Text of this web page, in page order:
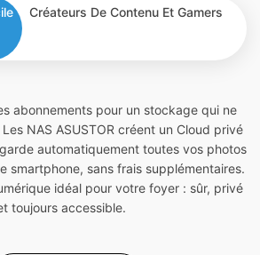
Créateurs De Contenu Et Gamers
abonnements pour un stockage qui ne
NAS ASUSTOR créent un Cloud privé
automatiquement toutes vos photos
smartphone, sans frais supplémentaires.
idéal pour votre foyer : sûr, privé
toujours accessible.